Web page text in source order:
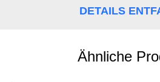
DETAILS
Ähnliche